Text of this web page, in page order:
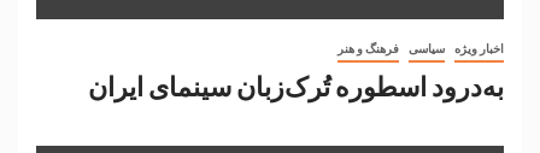
اخبار ویژه سیاسی فرهنگ و هنر
به‌درود اسطوره تُرک‌زبان سینمای ایران